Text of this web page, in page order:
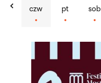
czw
pt
sob
artykułów